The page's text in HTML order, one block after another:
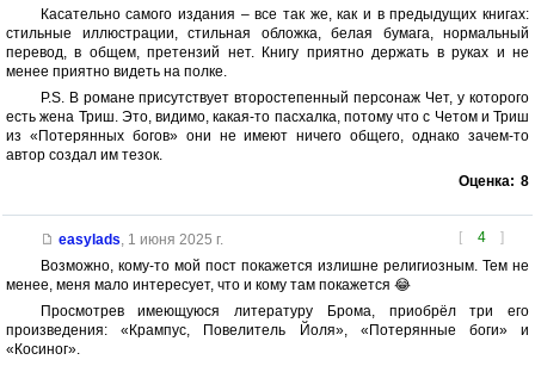
Касательно самого издания – все так же, как и в предыдущих книгах:
стильные иллюстрации, стильная обложка, белая бумага, нормальный
перевод, в общем, претензий нет. Книгу приятно держать в руках и не
менее приятно видеть на полке.
P.S. В романе присутствует второстепенный персонаж Чет, у которого
есть жена Триш. Это, видимо, какая-то пасхалка, потому что с Четом и Триш
из «Потерянных богов» они не имеют ничего общего, однако зачем-то
автор создал им тезок.
Оценка: 8
[ 4 ]
easylads, 1 июня 2025 г.
Возможно, кому-то мой пост покажется излишне религиозным. Тем не
менее, меня мало интересует, что и кому там покажется 😂
Просмотрев имеющуюся литературу Брома, приобрёл три его
произведения: «Крампус, Повелитель Йоля», «Потерянные боги» и
«Косиног».